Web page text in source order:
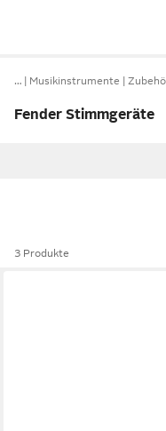
… Musikinstrumente
Fender Stimmgeräte
3 Produkte